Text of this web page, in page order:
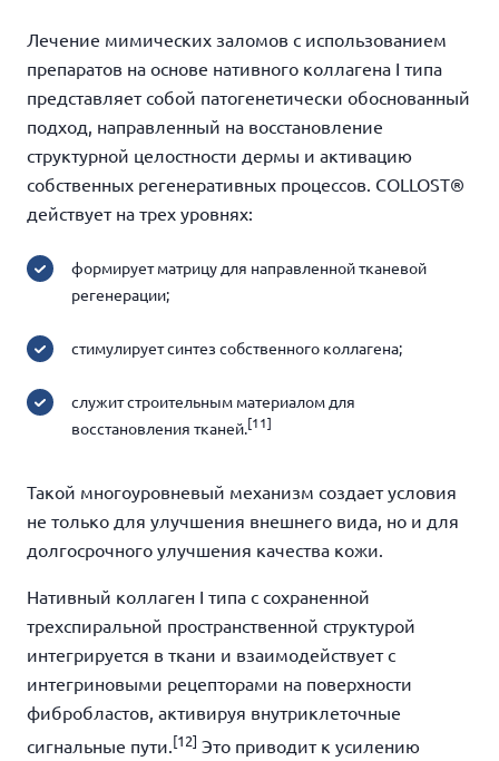
Лечение мимических заломов с использованием
препаратов на основе нативного коллагена I типа
представляет собой патогенетически обоснованный
подход, направленный на восстановление
структурной целостности дермы и активацию
собственных регенеративных процессов. COLLOST®
действует на трех уровнях:
формирует матрицу для направленной тканевой
регенерации;
стимулирует синтез собственного коллагена;
служит строительным материалом для
восстановления тканей.[11]
Такой многоуровневый механизм создает условия
не только для улучшения внешнего вида, но и для
долгосрочного улучшения качества кожи.
Нативный коллаген I типа с сохраненной
трехспиральной пространственной структурой
интегрируется в ткани и взаимодействует с
интегриновыми рецепторами на поверхности
фибробластов, активируя внутриклеточные
сигнальные пути.[12] Это приводит к усилению